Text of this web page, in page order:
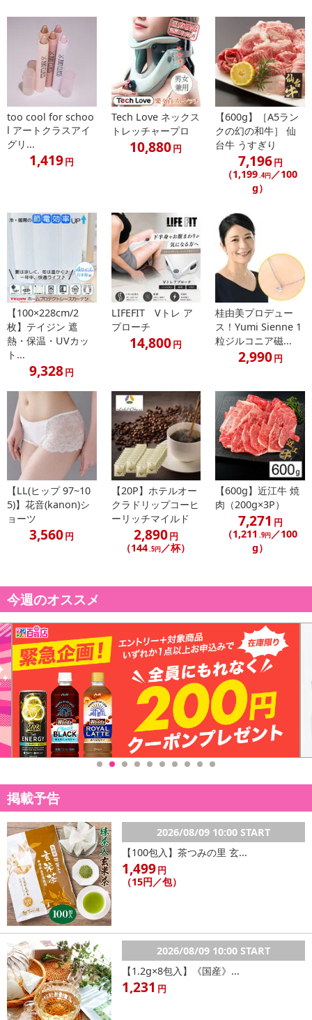
【配送伝票番号について】
※配送形態がメール便の商品については、商品の発送完了後、配送
伝票番号がマイページに表示されない場合もございます。
【配送日時の指定について】
※配送日時の指定が可能な商品の場合、商品によってご指定できる
配送日、配送時間が異なる可能性がございます。
カート機能をご利用の場合は、配送日時指定をご利用いただけませ
休業日
■その他共通および商品カテゴリー別注意事項（※必ずご確認くだ
さい）
こちらの情報は2026年07月09日 時点での情報となります。
too cool for schoo
l アートクラスアイ
グリ...
1,419円
Tech Love ネックス
トレッチャープロ
10,880円
【600g】［A5ラン
クの幻の和牛］ 仙
台牛 うすぎり
7,196円
（1,199.4円／100
g）
【100×228cm/2
枚】テイジン 遮
熱・保温・UVカッ
ト...
9,328円
LIFEFIT Vトレ ア
プローチ
14,800円
桂由美プロデュー
ス！Yumi Sienne 1
粒ジルコニア磁...
2,990円
【LL(ヒップ 97~10
5)】花音(kanon)シ
ョーツ
3,560円
【20P】ホテルオー
クラドリップコーヒ
ーリッチマイルド
2,890円
（144.5円／杯）
【600g】近江牛 焼
肉（200g×3P）
7,271 円
（1,211 .9円／100
g）
今週のオススメ
掲載予告
2026/08/09 10:00 START
【100包入】茶つみの里 玄...
1,499円
（15円／包）
2026/08/09 10:00 START
【1.2g×8包入】《国産》...
1,231 円